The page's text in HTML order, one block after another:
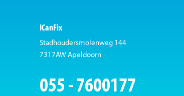
ICanFix
Stadhoudersmolenweg 144
7317AW Apeldoorn
055 - 7600177